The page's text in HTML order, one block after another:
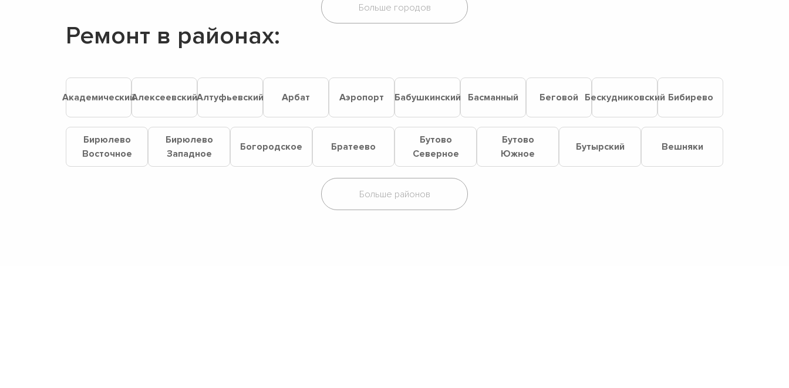
Ремонт в районах:
АкадемическийАлексеевскийАлтуфьевский Арбат Аэропорт Бабушкинский Басманный Беговой Бескудниковский Бибирево
Бирюлево
Восточное
Бирюлево
Западное
Богородское Братеево
Бутово
Северное
Бутово
Южное
Бутырский Вешняки